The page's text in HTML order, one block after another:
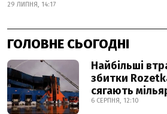
29 ЛИПНЯ, 14:17
ГОЛОВНЕ СЬОГОДНІ
Найбільші
збитки
сягають
6 СЕРПНЯ, 12:10